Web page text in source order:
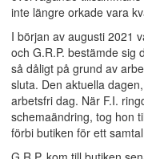
inte längre orkade vara
I början av augusti 2021
och G.R.P. bestämde sig
så dåligt på grund av
sluta. Den aktuella
arbetsfri dag. När F.I.
schemaändring, tog hon
förbi butiken för ett